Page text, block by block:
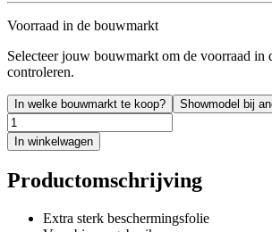
Voorraad in de bouwmarkt
Selecteer jouw bouwmarkt om de voorraad in
controleren.
In welke bouwmarkt te koop? Showmodel bij
In winkelwagen
Productomschrijving
Extra sterk beschermingsfolie